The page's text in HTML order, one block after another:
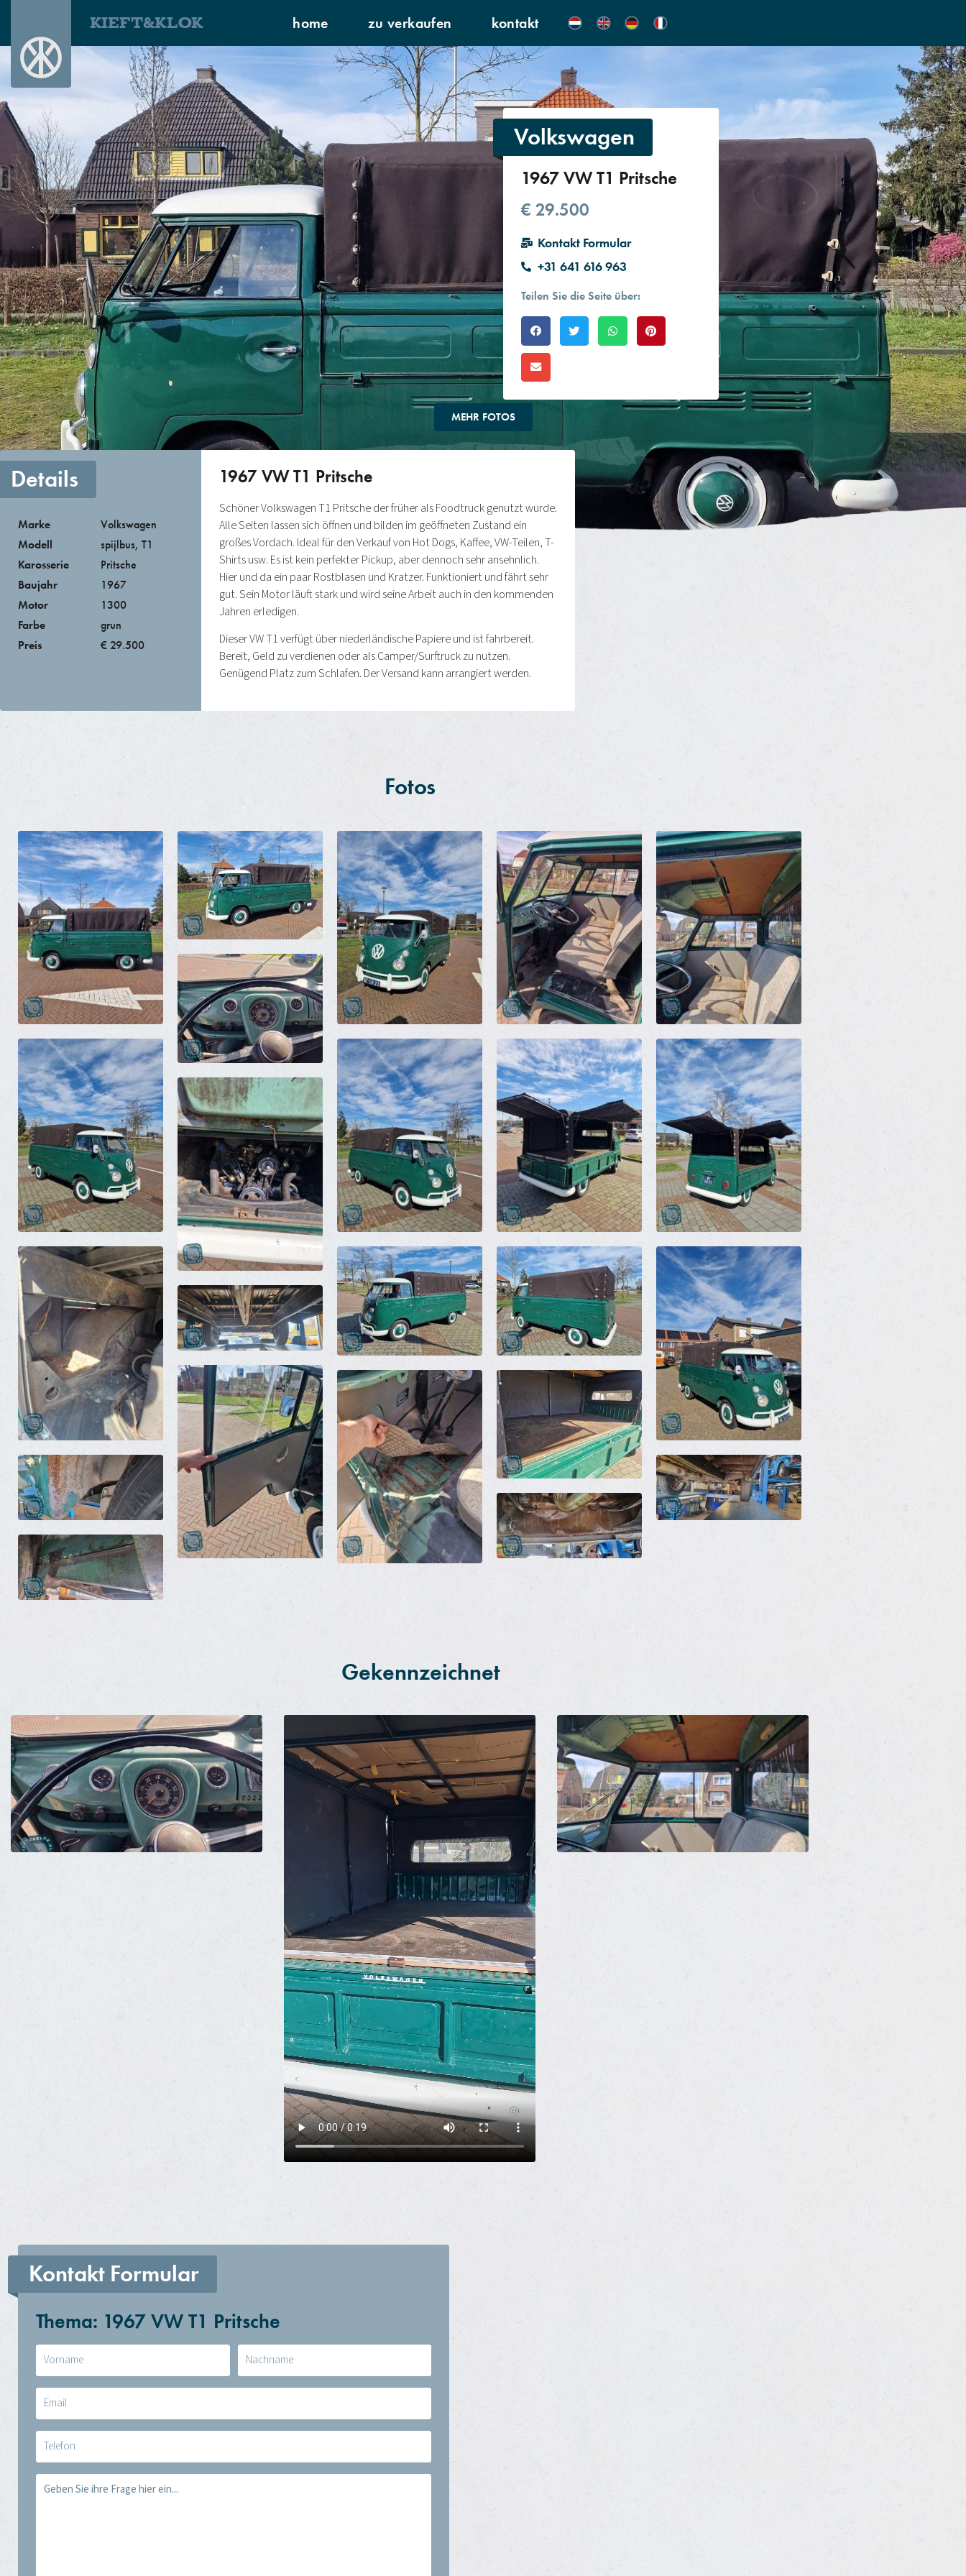
KIEFT&KLOK home zu verkaufen kontakt
Volkswagen
1967 VW T1 Pritsche
€ 29.500
Kontakt Formular
+31 641 616 963
Teilen Sie die Seite über:​
MEHR FOTOS
Details
Marke
Volkswagen
Modell
spijlbus, T1
Karosserie
Pritsche
Baujahr
1967
Motor
1300
Farbe
grun
Preis
€ 29.500
1967 VW T1 Pritsche
Schöner Volkswagen T1 Pritsche der früher als Foodtruck genutzt wurde.
Alle Seiten lassen sich öffnen und bilden im geöffneten Zustand ein
großes Vordach. Ideal für den Verkauf von Hot Dogs, Kaffee, VW-Teilen, T-
Shirts usw. Es ist kein perfekter Pickup, aber dennoch sehr ansehnlich.
Hier und da ein paar Rostblasen und Kratzer. Funktioniert und fährt sehr
gut. Sein Motor läuft stark und wird seine Arbeit auch in den kommenden
Jahren erledigen.
Dieser VW T1 verfügt über niederländische Papiere und ist fahrbereit.
Bereit, Geld zu verdienen oder als Camper/Surftruck zu nutzen.
Genügend Platz zum Schlafen. Der Versand kann arrangiert werden.
Fotos
Gekennzeichnet
Kontakt Formular
Thema: 1967 VW T1 Pritsche
Naam
E-
mail
(erforderlich)
Telefoon
Vraag
(erforderlich)